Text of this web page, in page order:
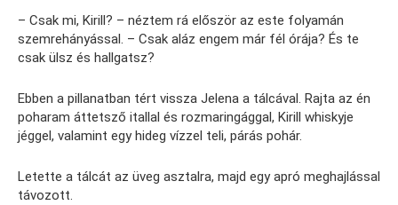
– Csak mi, Kirill? – néztem rá először az este folyamán
szemrehányással. – Csak aláz engem már fél órája? És te
csak ülsz és hallgatsz?
Ebben a pillanatban tért vissza Jelena a tálcával. Rajta az én
poharam áttetsző itallal és rozmaringággal, Kirill whiskyje
jéggel, valamint egy hideg vízzel teli, párás pohár.
Letette a tálcát az üveg asztalra, majd egy apró meghajlással
távozott.